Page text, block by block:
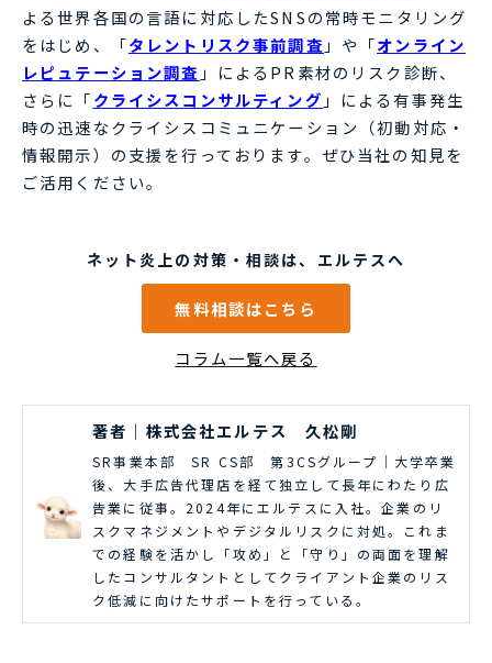
よる世界各国の言語に対応したSNSの常時モニタリング
をはじめ、「タレントリスク事前調査 」や「オンライン
レピュテーション調査 」によるPR素材のリスク診断、
さらに「クライシスコンサルティング 」による有事発生
時の迅速なクライシスコミュニケーション（初動対応・
情報開示）の支援を行っております。ぜひ当社の知見を
ご活用ください。
ネット炎上の対策・相談は、エルテスへ
無料相談はこちら
コラム一覧へ戻る
著者｜株式会社エルテス 久松剛
SR事業本部 SR CS部 第3CSグループ｜大学卒業
後、大手広告代理店を経て独立して長年にわたり広
告業に従事。2024年にエルテスに入社。企業のリ
スクマネジメントやデジタルリスクに対処。これま
での経験を活かし「攻め」と「守り」の両面を理解
したコンサルタントとしてクライアント企業のリス
ク低減に向けたサポートを行っている。